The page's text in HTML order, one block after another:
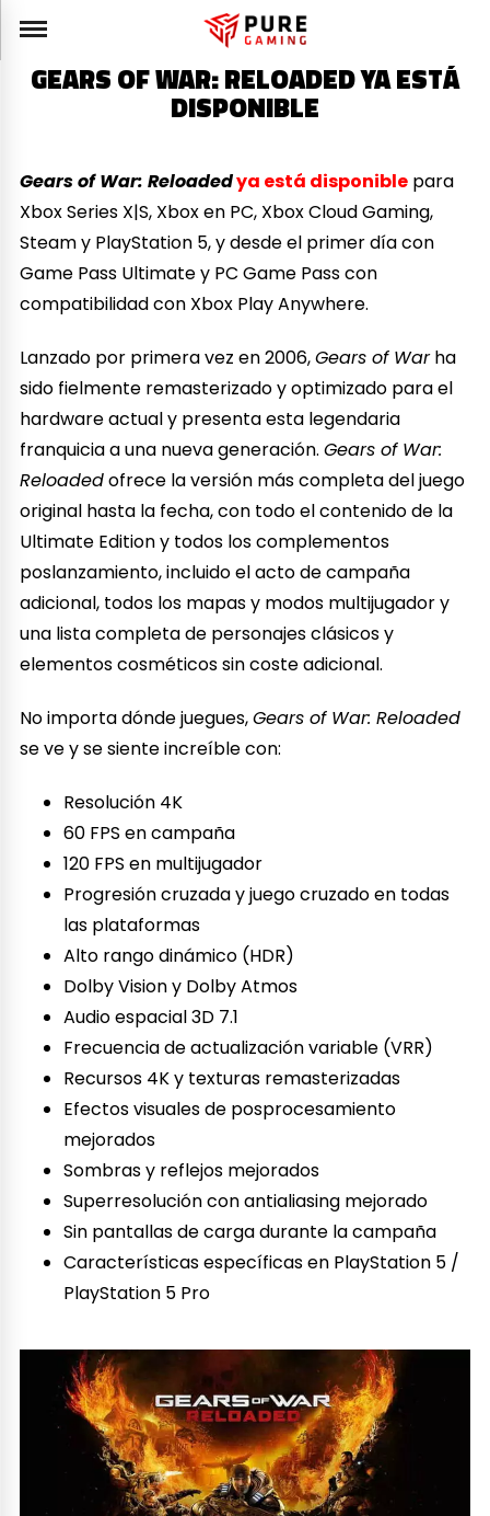
GEARS OF WAR: RELOADED YA ESTÁ
DISPONIBLE
Gears of War: Reloadedya está disponible para
Xbox Series X|S, Xbox en PC, Xbox Cloud Gaming,
Steam y PlayStation 5, y desde el primer día con
Game Pass Ultimate y PC Game Pass con
compatibilidad con Xbox Play Anywhere.
Lanzado por primera vez en 2006,Gears of Warha
sido fielmente remasterizado y optimizado para el
hardware actual y presenta esta legendaria
franquicia a una nueva generación.Gears of War:
Reloadedofrece la versión más completa del juego
original hasta la fecha, con todo el contenido de la
Ultimate Edition y todos los complementos
poslanzamiento, incluido el acto de campaña
adicional, todos los mapas y modos multijugador y
una lista completa de personajes clásicos y
elementos cosméticos sin coste adicional.
No importa dónde juegues,Gears of War: Reloaded
se ve y se siente increíble con:
Resolución 4K
60 FPS en campaña
120 FPS en multijugador
Progresión cruzada y juego cruzado en todas
las plataformas
Alto rango dinámico (HDR)
Dolby Vision y Dolby Atmos
Audio espacial 3D 7.1
Frecuencia de actualización variable (VRR)
Recursos 4K y texturas remasterizadas
Efectos visuales de posprocesamiento
mejorados
Sombras y reflejos mejorados
Superresolución con antialiasing mejorado
Sin pantallas de carga durante la campaña
Características específicas en PlayStation 5 /
PlayStation 5 Pro